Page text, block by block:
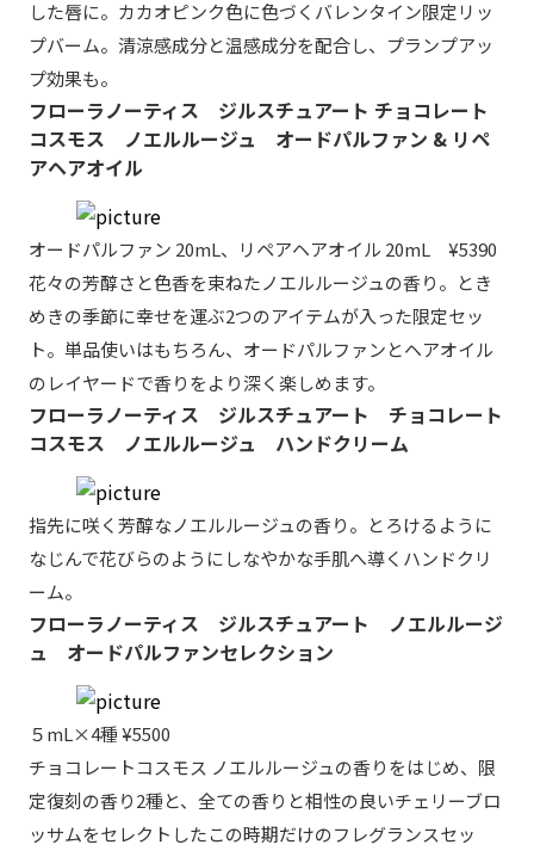
した唇に。カカオピンク色に色づくバレンタイン限定リッ
プバーム。清涼感成分と温感成分を配合し、プランプアッ
プ効果も。
フローラノーティス ジルスチュアート チョコレート
コスモス ノエルルージュ オードパルファン & リペ
アヘアオイル
オードパルファン 20mL、リペアヘアオイル 20mL ¥5390
花々の芳醇さと色香を束ねたノエルルージュの香り。とき
めきの季節に幸せを運ぶ2つのアイテムが入った限定セッ
ト。単品使いはもちろん、オードパルファンとヘアオイル
のレイヤードで香りをより深く楽しめます。
フローラノーティス ジルスチュアート チョコレート
コスモス ノエルルージュ ハンドクリーム
指先に咲く芳醇なノエルルージュの香り。とろけるように
なじんで花びらのようにしなやかな手肌へ導くハンドクリ
ーム。
フローラノーティス ジルスチュアート ノエルルージ
ュ オードパルファンセレクション
５mL×4種 ¥5500
チョコレートコスモス ノエルルージュの香りをはじめ、限
定復刻の香り2種と、全ての香りと相性の良いチェリーブロ
ッサムをセレクトしたこの時期だけのフレグランスセッ